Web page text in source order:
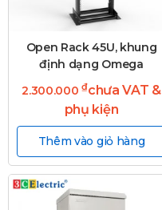
Open Rack 45U, khung
định dạng Omega
2.300.000₫chưa VAT &
phụ kiện
Thêm vào giỏ hàng